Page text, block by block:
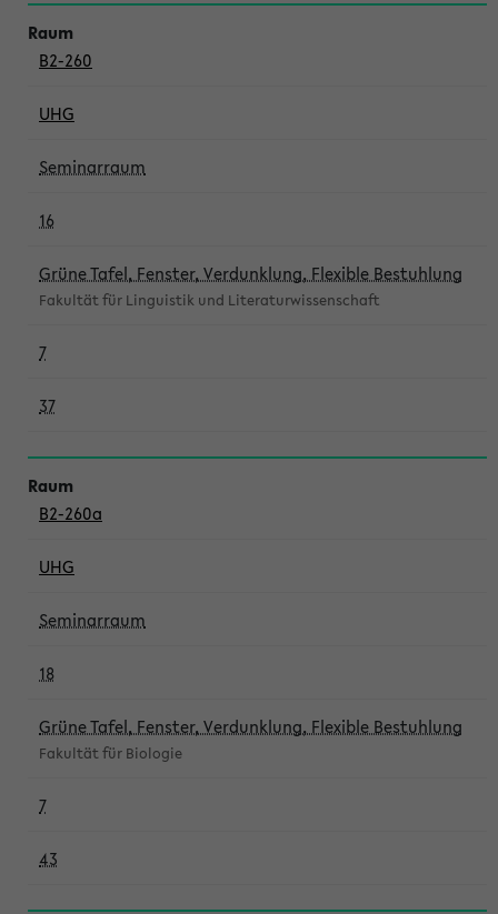
B2-260
UHG
Seminarraum
16
Grüne Tafel, Fenster, Verdunklung, Flexible Bestuhlung
Fakultät für Linguistik und Literaturwissenschaft
7
37
B2-260a
UHG
Seminarraum
18
Grüne Tafel, Fenster, Verdunklung, Flexible Bestuhlung
Fakultät für Biologie
7
43